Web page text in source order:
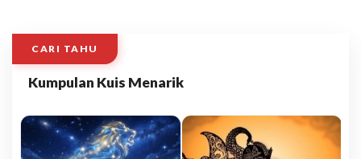
CARI TAHU
Kumpulan Kuis Menarik